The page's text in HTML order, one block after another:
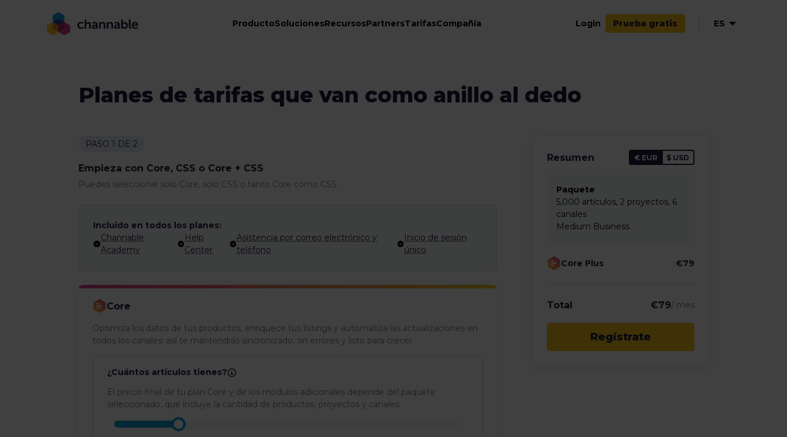
ProductoSolucionesRecursosPartnersTarifasCompañía Login Prueba gratis ES
Planes de tarifas que van como anillo al dedo
PASO 1 DE 2
Empieza con Core, CSS o Core + CSS
Puedes seleccionar solo Core, solo CSS o tanto Core como CSS.
Incluido en todos los planes:
Channable
Academy
Help
Center
Asistencia por correo electrónico y
teléfono
Inicio de sesión
único
Core
Optimiza los datos de tus productos, enriquece tus listings y automatiza las actualizaciones en
todos los canales: así te mantendrás sincronizado, sin errores y listo para crecer.
¿Cuántos artículos tienes?
El precio final de tu plan Core y de los módulos adicionales depende del paquete
seleccionado, que incluye la cantidad de productos, proyectos y canales.
Resumen € EUR $ USD
Paquete
5,000 artículos, 2 proyectos, 6
canales
Medium Business
Core Plus €79
Total €79/ mes
Regístrate